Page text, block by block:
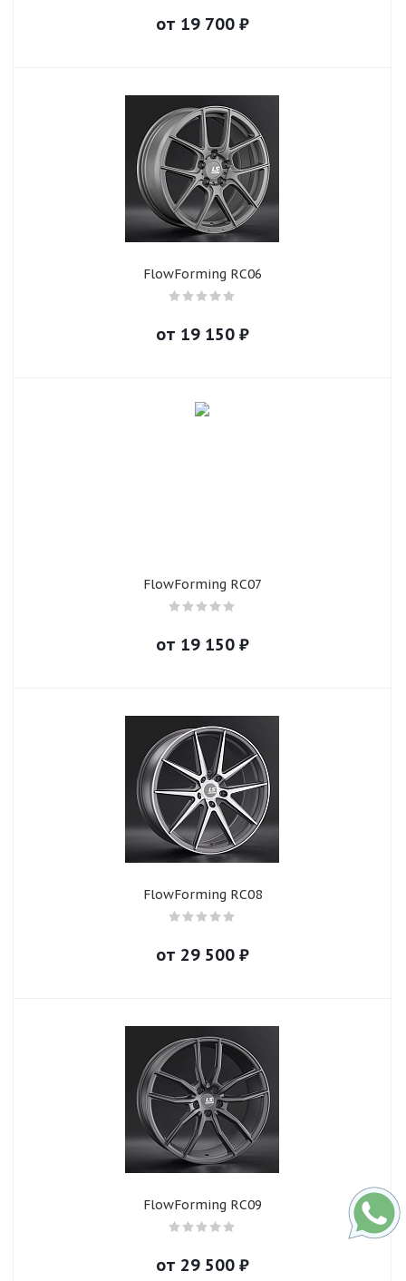
от 19 700₽
FlowForming RC06
от 19 150₽
FlowForming RC07
от 19 150₽
FlowForming RC08
от 29 500₽
FlowForming RC09
от 29 500₽